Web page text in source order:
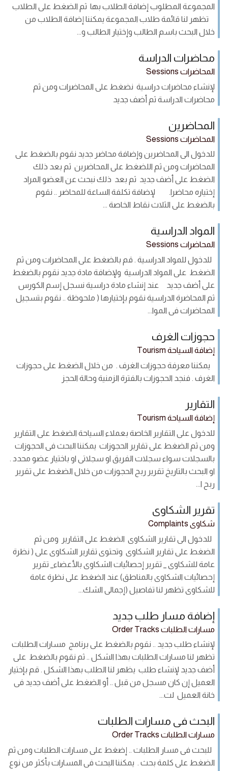
المجموعة المطلوب إضافة الطلاب بها ثم الضغط على الطلاب
تظهر لنا قائمة طلاب المجموعة يمكننا إضافة الطلاب من
خلال البحث باسم الطالب وإختيار الطالب و...
محاضرات الدراسة
المحاضرات Sessions
لإنشاء محاضرات دراسية نضغط على المحاضرات ومن ثم
محاضرات الدراسة ثم أضف جديد
المحاضرين
المحاضرات Sessions
للدخول الى المحاضرين وإضافة محاضر جديد نقوم بالضغط على
المحاضرات ومن ثم اللضغط على المحاضرين ثم بعد ذلك
الضغط على أضف جديد ثم بعد ذلك نبحث عن العضو المراد
إختياره محاضرا. لإضافة تكلفة الساعة للمحاضر .. نقوم
بالضغط على الثلاث نقاط الخاصة ...
المواد الدراسية
المحاضرات Sessions
للدخول للمواد الدراسية . قم بالضغط على المحاضرات ومن ثم
الضغط على المواد الدراسية ولإضافة مادة جديد نقوم بالضغط
على أضف جديد عند إنشاء مادة دراسية نسجل إسم الكورس
ثم المحاضرة الدراسية نقوم بإختيارها ( ملحوظة .. نقوم بتسجيل
المحاضرات فى الموا...
حجوزات الغرف
إضافة السياحة Tourism
يمكننا معرفة حجوزات الغرف . من خلال الضغط على حجوزات
الغرف . فنجد الحجوزات بالفترة الزمنية وحالة الحجز
التقارير
إضافة السياحة Tourism
للدخول على التقارير الخاصة بعملاء السياحة الضغط على التقارير
ومن ثم الضغط على تقارير الحجوزات يمكننا البحث فى الحجوزات
بالسجلات سواء سجلات الفريق او سجلاتى او باختيار عضو محدد .
او البحث بالتاريخ تقرير ربح الحجوزات من خلال الضغط على تقرير
ربح ا...
تقرير الشكاوى
شكاوى Complaints
للدخول الى تقارير الشكاوى الضغط على التقارير ومن ثم
الضغط على تقارير الشكاوى وتحتوى تقارير الشكاوى على ( نظرة
عامة للشكاوى _ تقرير إحصائيات الشكاوى بالأعضاء_ تقرير
إحصائيات الشكاوى بالمناطق) عند الضغط على نظرة عامة
للشكاوى تظهر لنا تفاصيل (إجمالى الشك...
إضافة مسار طلب جديد
مسارات الطلبات Order Tracks
لإنشاء طلب جديد .. نقوم بالضغط على برنامج مسارات الطلبات
تظهر لنا مسارات الطلبات بهذا الشكل .. ثم نقوم بالضغط على
أضف جديد لإنشاء طلب يظهر لنا الطلب بهذا الشكل . قم بإختيار
العميل إن كان مسجل من قبل .. أو الضغط على أضف جديد فى
خانة العميل لت...
البحث فى مسارات الطلبات
مسارات الطلبات Order Tracks
للبحث فى مسار الطلبات .. إضغط على مسارات الطلبات ومن ثم
الضغط على كلمة بحث . يمكننا البحث فى المسارات بأكثر من نوع